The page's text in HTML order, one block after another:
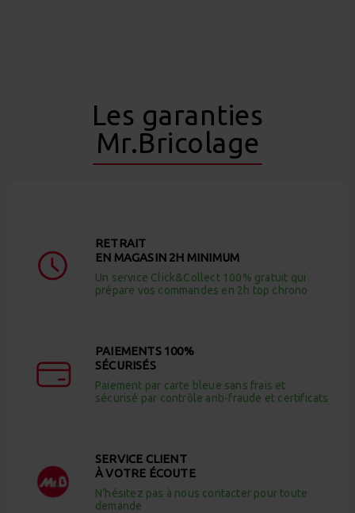
Les garanties
Mr.Bricolage
RETRAIT
EN MAGASIN 2H MINIMUM
Un service Click&Collect 100% gratuit qui
prépare vos commandes en 2h top chrono
PAIEMENTS 100%
SÉCURISÉS
Paiement par carte bleue sans frais et
sécurisé par contrôle anti-fraude et certificats
SERVICE CLIENT
À VOTRE ÉCOUTE
N’hésitez pas à nous contacter pour toute
demande